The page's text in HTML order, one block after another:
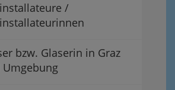
/
bzw. Glaserin in Graz
Umgebung